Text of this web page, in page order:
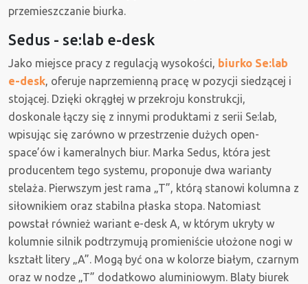
przemieszczanie biurka.
Sedus - se:lab e-desk
Jako miejsce pracy z regulacją wysokości, biurko Se:lab
e-desk , oferuje naprzemienną pracę w pozycji siedzącej i
stojącej. Dzięki okrągłej w przekroju konstrukcji,
doskonale łączy się z innymi produktami z serii Se:lab,
wpisując się zarówno w przestrzenie dużych open-
space’ów i kameralnych biur. Marka Sedus, która jest
producentem tego systemu, proponuje dwa warianty
stelaża. Pierwszym jest rama „T”, którą stanowi kolumna z
siłownikiem oraz stabilna płaska stopa. Natomiast
powstał również wariant e-desk A, w którym ukryty w
kolumnie silnik podtrzymują promieniście ułożone nogi w
kształt litery „A”. Mogą być ona w kolorze białym, czarnym
oraz w nodze „T” dodatkowo aluminiowym. Blaty biurek